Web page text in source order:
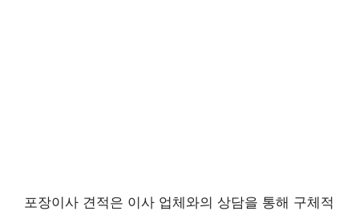
포장이사 견적은 이사 업체와의 상담을 통해 구체적